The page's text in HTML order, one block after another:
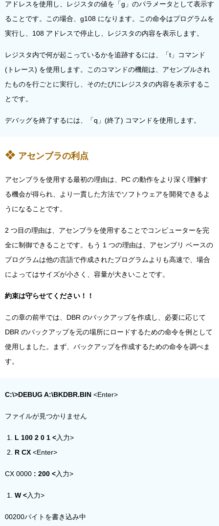
アドレスを使用し、レジスタの値を「g」のパラメータとして表示す
ることです。この場合、g108 になります。この命令はプログラムを
実行し、108 アドレスで停止し、レジスタの内容を表示します。
レジスタ内で何が起こっているかを追跡するには、「t」コマンド
(トレース) を使用します。このコマンドの機能は、アセンブルされ
たものを行ごとに実行し、そのたびにレジスタの内容を表示するこ
とです。
デバッグを終了するには、「q」(終了) コマンドを使用します。
アセンブラの利点
アセンブラを使用する最初の理由は、PC の動作をより深く理解す
る機会が得られ、より一貫した方法でソフトウェアを開発できるよ
うになることです。
2 つ目の理由は、アセンブラを使用することでコンピューターを完
全に制御できることです。もう 1 つの理由は、アセンブリ ベースの
プログラムは他の言語で作成されたプログラムよりも高速で、場合
によってはサイズが小さく、容量が大きいことです。
約束は守らせてください！！
この章の前半では、DBR のバックアップを作成し、必要に応じて
DBR のバックアップを元の場所にロードするための命令を例として
使用しました。まず、バックアップを作成するための命令を調べま
す。
C:\>DEBUG A:\BKDBR.BIN <Enter>
ファイルが見つかりません
L 100 2 0 1 <入力>
R CX <Enter>
CX 0000 : 200 <入力>
W <入力>
00200バイトを書き込み中